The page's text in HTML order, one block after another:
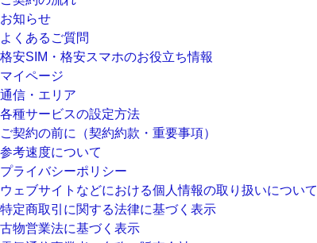
お知らせ
よくあるご質問
格安SIM・格安スマホのお役立ち情報
マイページ
通信・エリア
各種サービスの設定方法
ご契約の前に（契約約款・重要事項）
参考速度について
プライバシーポリシー
ウェブサイトなどにおける個人情報の取り扱いについて
特定商取引に関する法律に基づく表示
古物営業法に基づく表示